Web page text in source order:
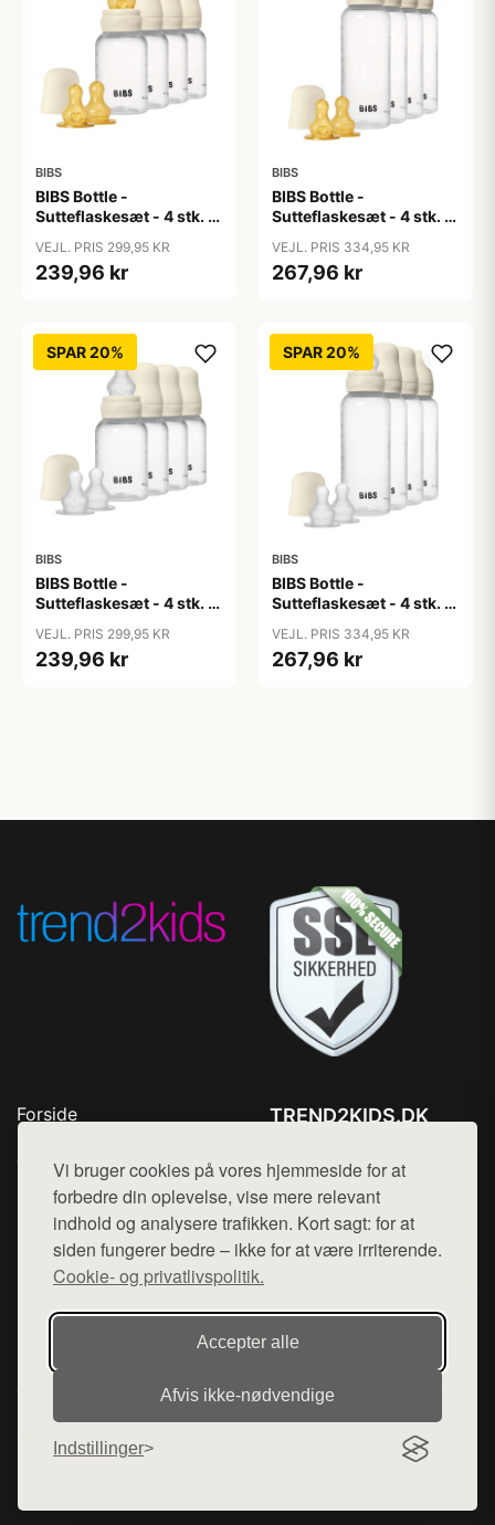
Vi bruger cookies på vores hjemmeside for at
forbedre din oplevelse, vise mere relevant
indhold og analysere trafikken. Kort sagt: for at
siden fungerer bedre – ikke for at være irriterende.
Cookie- og privatlivspolitik.
Accepter alle
Afvis ikke‑nødvendige
Indstillinger
BIBS
BIBS Bottle -
Sutteflaskesæt - 4 stk. -
150ml - Ivory
VEJL. PRIS 299,95 KR
239,96 kr
BIBS
BIBS Bottle -
Sutteflaskesæt - 4 stk. -
270ml - Ivory
VEJL. PRIS 334,95 KR
267,96 kr
SPAR 20%
BIBS
BIBS Bottle -
Sutteflaskesæt - 4 stk. -
- Ivory
VEJL. PRIS 299,95 KR
239,96 kr
SPAR 20%
BIBS
BIBS Bottle -
Sutteflaskesæt - 4 stk. -
270ml - Ivory
VEJL. PRIS 334,95 KR
267,96 kr
Forside
Top Rabatter
Blog
Kontakt
TREND2KIDS.DK
Mail: hej@want.dk
Cookie- og privatlivspolitik
Denne side er en del af want.dk, der udgiver en række
hjemmesider med præsentation af forskellige produkter fra
diverse webshops. Der sælges ikke varer fra denne side - vi
henviser til de shops, som sælger varen. Vi har heller ikke
varerne på lager.